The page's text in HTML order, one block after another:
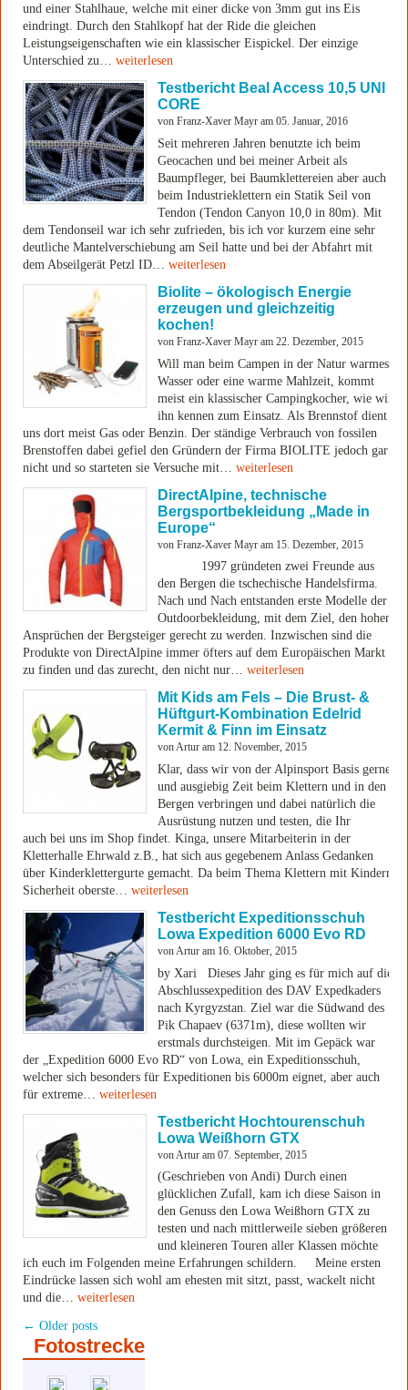
und einer Stahlhaue, welche mit einer dicke von 3mm gut ins Eis
eindringt. Durch den Stahlkopf hat der Ride die gleichen
Leistungseigenschaften wie ein klassischer Eispickel. Der einzige
Unterschied zu…weiterlesen
Testbericht Beal Access 10,5 UNI
CORE
von Franz-Xaver Mayr am 05. Januar, 2016
Seit mehreren Jahren benutzte ich beim
Geocachen und bei meiner Arbeit als
Baumpfleger, bei Baumklettereien aber auch
beim Industrieklettern ein Statik Seil von
Tendon (Tendon Canyon 10,0 in 80m). Mit
dem Tendonseil war ich sehr zufrieden, bis ich vor kurzem eine sehr
deutliche Mantelverschiebung am Seil hatte und bei der Abfahrt mit
dem Abseilgerät Petzl ID…weiterlesen
Biolite – ökologisch Energie
erzeugen und gleichzeitig
kochen!
von Franz-Xaver Mayr am 22. Dezember, 2015
Will man beim Campen in der Natur warmes
Wasser oder eine warme Mahlzeit, kommt
meist ein klassischer Campingkocher, wie wir
ihn kennen zum Einsatz. Als Brennstof dient
uns dort meist Gas oder Benzin. Der ständige Verbrauch von fossilen
Brenstoffen dabei gefiel den Gründern der Firma BIOLITE jedoch gar
nicht und so starteten sie Versuche mit…weiterlesen
DirectAlpine, technische
Bergsportbekleidung „Made in
Europe“
von Franz-Xaver Mayr am 15. Dezember, 2015
1997 gründeten zwei Freunde aus
den Bergen die tschechische Handelsfirma.
Nach und Nach entstanden erste Modelle der
Outdoorbekleidung, mit dem Ziel, den hohen
Ansprüchen der Bergsteiger gerecht zu werden. Inzwischen sind die
Produkte von DirectAlpine immer öfters auf dem Europäischen Markt
zu finden und das zurecht, den nicht nur…weiterlesen
Mit Kids am Fels – Die Brust- &
Hüftgurt-Kombination Edelrid
Kermit & Finn im Einsatz
von Artur am 12. November, 2015
Klar, dass wir von der Alpinsport Basis gerne
und ausgiebig Zeit beim Klettern und in den
Bergen verbringen und dabei natürlich die
Ausrüstung nutzen und testen, die Ihr
auch bei uns im Shop findet. Kinga, unsere Mitarbeiterin in der
Kletterhalle Ehrwald z.B., hat sich aus gegebenem Anlass Gedanken
über Kinderklettergurte gemacht. Da beim Thema Klettern mit Kindern
Sicherheit oberste…weiterlesen
Testbericht Expeditionsschuh
Lowa Expedition 6000 Evo RD
von Artur am 16. Oktober, 2015
by Xari Dieses Jahr ging es für mich auf die
Abschlussexpedition des DAV Expedkaders
nach Kyrgyzstan. Ziel war die Südwand des
Pik Chapaev (6371m), diese wollten wir
erstmals durchsteigen. Mit im Gepäck war
der „Expedition 6000 Evo RD“ von Lowa, ein Expeditionsschuh,
welcher sich besonders für Expeditionen bis 6000m eignet, aber auch
für extreme…weiterlesen
Testbericht Hochtourenschuh
Lowa Weißhorn GTX
von Artur am 07. September, 2015
(Geschrieben von Andi) Durch einen
glücklichen Zufall, kam ich diese Saison in
den Genuss den Lowa Weißhorn GTX zu
testen und nach mittlerweile sieben größeren
und kleineren Touren aller Klassen möchte
ich euch im Folgenden meine Erfahrungen schildern. Meine ersten
Eindrücke lassen sich wohl am ehesten mit sitzt, passt, wackelt nicht
und die…weiterlesen
← Older posts
Fotostrecke